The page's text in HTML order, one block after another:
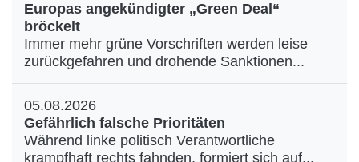
Europas angekündigter „Green Deal“
bröckelt
Immer mehr grüne Vorschriften werden leise
zurückgefahren und drohende Sanktionen...
05.08.2026
Gefährlich falsche Prioritäten
Während linke politisch Verantwortliche
krampfhaft rechts fahnden, formiert sich auf...